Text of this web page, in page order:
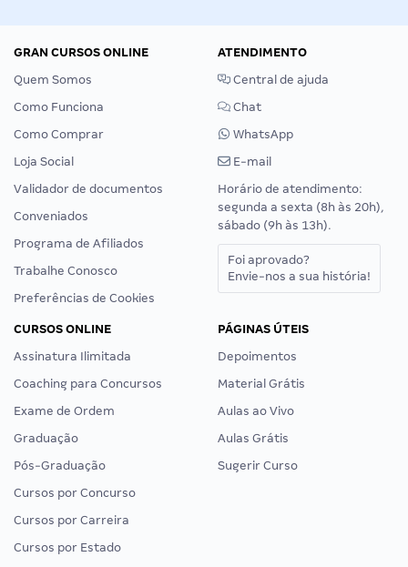
GRAN CURSOS ONLINE
Quem Somos
Como Funciona
Como Comprar
Loja Social
Validador de documentos
Conveniados
Programa de Afiliados
Trabalhe Conosco
Preferências de Cookies
ATENDIMENTO
Central de ajuda
Chat
WhatsApp
E-mail
Horário de atendimento:
segunda a sexta (8h às 20h),
sábado (9h às 13h).
Foi aprovado?
Envie-nos a sua história!
CURSOS ONLINE
Assinatura Ilimitada
Coaching para Concursos
Exame de Ordem
Graduação
Pós-Graduação
Cursos por Concurso
Cursos por Carreira
Cursos por Estado
PÁGINAS ÚTEIS
Depoimentos
Material Grátis
Aulas ao Vivo
Aulas Grátis
Sugerir Curso